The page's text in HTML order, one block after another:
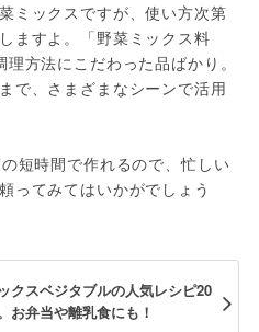
ミックスですが、使い方次第
ますよ。「野菜ミックス料
方法にこだわった品ばかり。
で、さまざまなシーンで活用
短時間で作れるので、忙しい
ってみてはいかがでしょう
クスベジタブルの人気レシピ20
お弁当や離乳食にも！